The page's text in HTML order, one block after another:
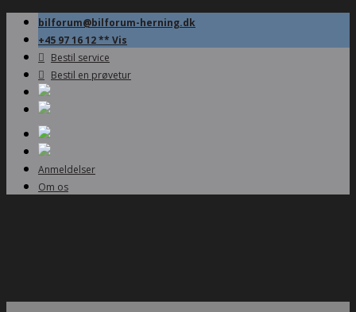
bilforum@bilforum-herning.dk
+45 97 16 12 ** Vis
Bestil service
Bestil en prøvetur
Anmeldelser
Om os